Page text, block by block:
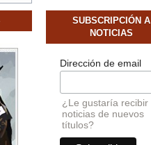
SUBSCRIPCIÓN A
NOTICIAS
Dirección de email
¿Le gustaría recibir
noticias de nuevos
títulos?